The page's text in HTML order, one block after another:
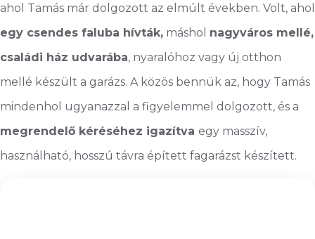
ahol Tamás már dolgozott az elmúlt években. Volt, ahol
egy csendes faluba hívták, máshol nagyváros mellé,
családi ház udvarába, nyaralóhoz vagy új otthon
mellé készült a garázs. A közös bennük az, hogy Tamás
mindenhol ugyanazzal a figyelemmel dolgozott, és a
megrendelő kéréséhez igazítva egy masszív,
használható, hosszú távra épített fagarázst készített.